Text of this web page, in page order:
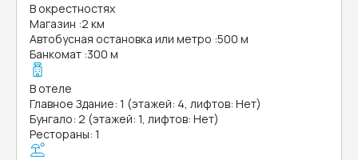
В окрестностях
Магазин :2 км
Автобусная остановка или метро :500 м
Банкомат :300 м
В отеле
Главное Здание: 1 (этажей: 4, лифтов: Нет)
Бунгало: 2 (этажей: 1, лифтов: Нет)
Рестораны: 1